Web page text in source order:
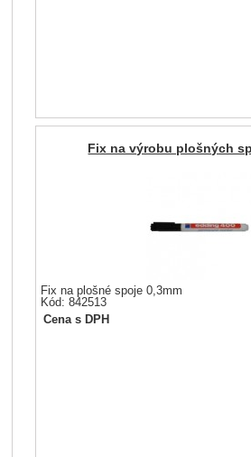
Fix na výrobu plošných
Fix na plošné spoje 0,3mm
Kód: 842513
Cena s DPH